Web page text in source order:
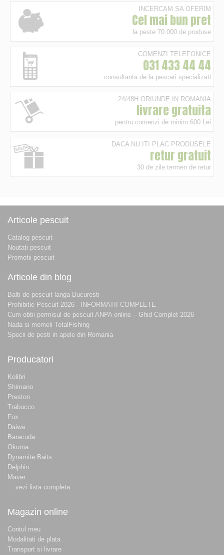
INCERCAM SA OFERIM
Cel mai bun pret
la peste 70.000 de produse
COMENZI TELEFONICE
031 433 44 44
consultanta de la pescari specializati
24/48H ORIUNDE IN ROMANIA
livrare gratuita
pentru comenzi de minim 600 Lei
DACA NU ITI PLAC PRODUSELE
retur gratuit
30 de zile termen de retur
Articole pescuit
Catalog pescuit
Noutati pescuit
Promotii pescuit
Articole din blog
Balti de pescuit langa Bucuresti
Prohibitie Pescuit 2026 - INFORMATII COMPLETE
Cum obtii permisul de pescuit ANPA online – Ghid Complet 2026
Nada si momeli TotalFishing
Specii de pesti in apele din Romania
Producatori
Kolibri
Shimano
Preston
Trabucco
Fox
Daiwa
Baracuda
Okuma
Dynamite Baits
Delphin
Maver
... vezi lista completa
Magazin online
Contul meu
Modalitati de plata
Transport si livrare